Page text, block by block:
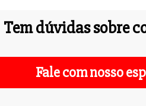
Tem dúvidas sobre
Fale com nosso